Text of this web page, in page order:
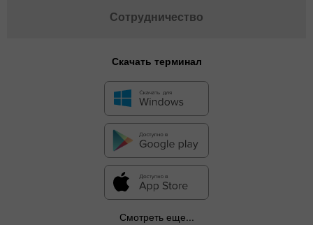
Сотрудничество
Скачать терминал
Смотреть еще...